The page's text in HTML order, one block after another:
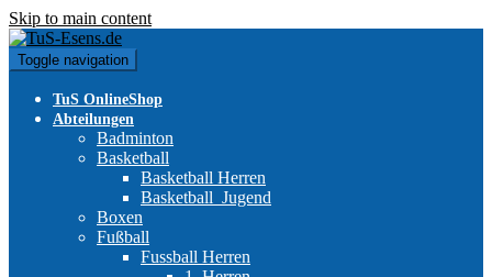
Skip to main content
Toggle navigation
TuS OnlineShop
Abteilungen
Badminton
Basketball
Basketball Herren
Basketball_Jugend
Boxen
Fußball
Fussball Herren